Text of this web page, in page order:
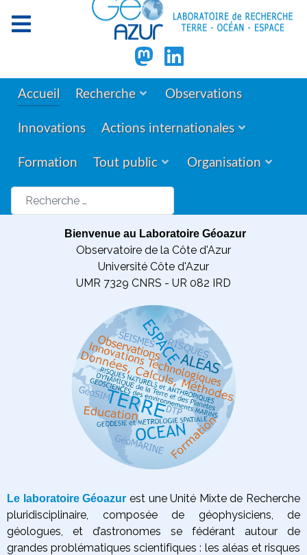
Accueil Recherche Observations
Innovations Actions internationales
Formation Tout public Organisation
Rechercher
Bienvenue au Laboratoire Géoazur
Observatoire de la Côte d'Azur
Université Côte d'Azur
UMR 7329 CNRS - UR 082 IRD
Le laboratoire Géoazur est une Unité Mixte de Recherche
pluridisciplinaire, composée de géophysiciens, de
géologues, et d’astronomes se fédérant autour de
grandes problématiques scientifiques : les aléas et risques